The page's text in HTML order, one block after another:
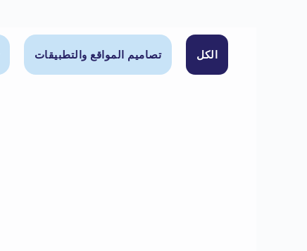
الكل تصاميم المواقع والتطبيقات